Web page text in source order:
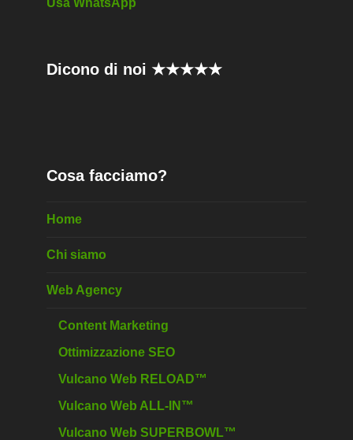
Dicono di noi ★★★★★
Cosa facciamo?
Home
Chi siamo
Web Agency
Content Marketing
Ottimizzazione SEO
Vulcano Web RELOAD™
Vulcano Web ALL-IN™
Vulcano Web SUPERBOWL™